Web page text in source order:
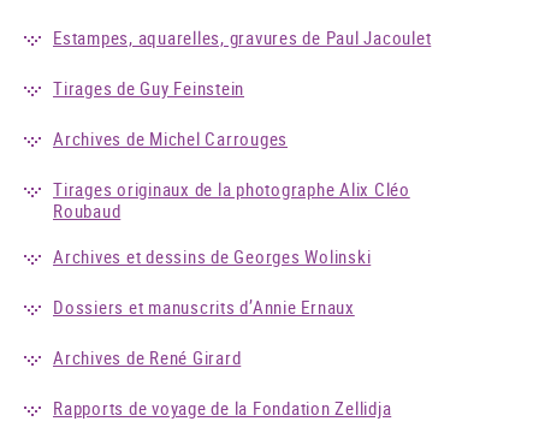
Estampes, aquarelles, gravures de Paul Jacoulet
Tirages de Guy Feinstein
Archives de Michel Carrouges
Tirages originaux de la photographe Alix Cléo
Roubaud
Archives et dessins de Georges Wolinski
Dossiers et manuscrits d’Annie Ernaux
Archives de René Girard
Rapports de voyage de la Fondation Zellidja